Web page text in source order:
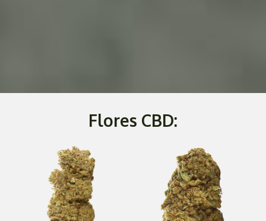
Flores CBD: